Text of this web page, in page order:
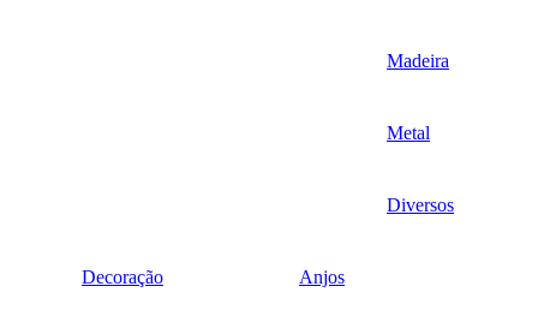
Madeira
Metal
Diversos
Decoração Anjos